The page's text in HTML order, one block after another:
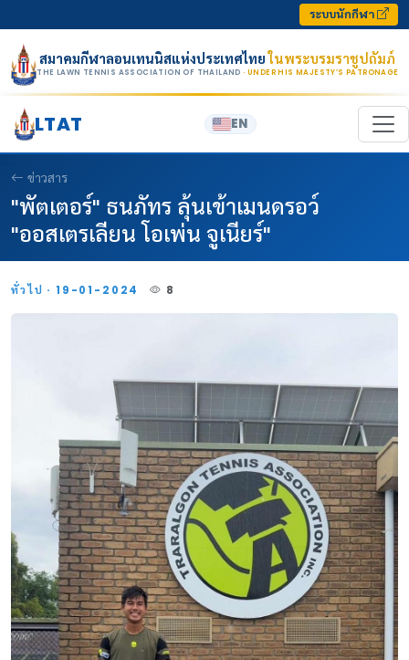
ระบบนักกีฬา
สมาคมกีฬาลอนเทนนิสแห่งประเทศไทยในพระบรมราชูปถัมภ์
THE LAWN TENNIS ASSOCIATION OF THAILAND · UNDER HIS MAJESTY’S PATRONAGE
LTAT EN
ข่าวสาร
"พัตเตอร์" ธนภัทร ลุ้นเข้าเมนดรอว์
"ออสเตรเลียน โอเพ่น จูเนียร์"
ทั่วไป · 19-01-2024 8